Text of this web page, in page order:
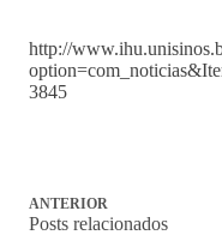
http://
3845
ANTERIOR
Posts relacionados